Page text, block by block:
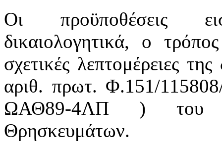
Οι προϋποθέσεις
δικαιολογητικά, ο
σχετικές λεπτομέρειες
αριθ. πρωτ. Φ.151/
ΩΑΘ89-4ΛΠ ) του
Θρησκευμάτων.